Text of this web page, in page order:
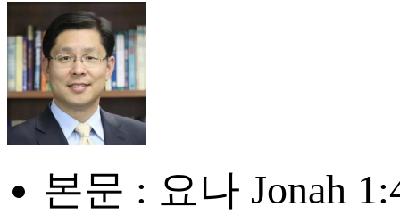
본문 : 요나 Jonah